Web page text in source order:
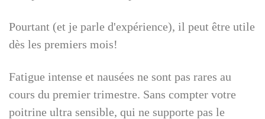
Pourtant (et je parle d'expérience), il peut être utile
dès les premiers mois!
Fatigue intense et nausées ne sont pas rares au
cours du premier trimestre. Sans compter votre
poitrine ultra sensible, qui ne supporte pas le